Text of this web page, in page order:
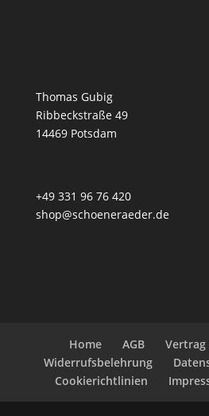
Thomas Gubig
Ribbeckstraße 49
14469 Potsdam
+49 331 96 76 420
shop@schoeneraeder.de
Home AGB
Widerrufsbelehrung
Cookierichtlinien